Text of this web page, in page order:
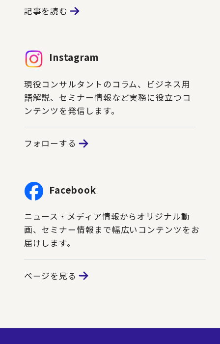
記事を読む
Instagram
現役コンサルタントのコラム、ビジネス用
語解説、セミナー情報など実務に役立つコ
ンテンツを発信します。
フォローする
Facebook
ニュース・メディア情報からオリジナル動
画、セミナー情報まで幅広いコンテンツをお
届けします。
ページを見る